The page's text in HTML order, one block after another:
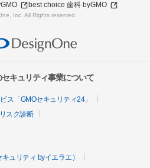
best choice 歯科 byGMO
Inc. All Rights reserved.
キュリティ事業について
ス「GMOセキュリティ24」
スク診断
ュリティ byイエラエ）